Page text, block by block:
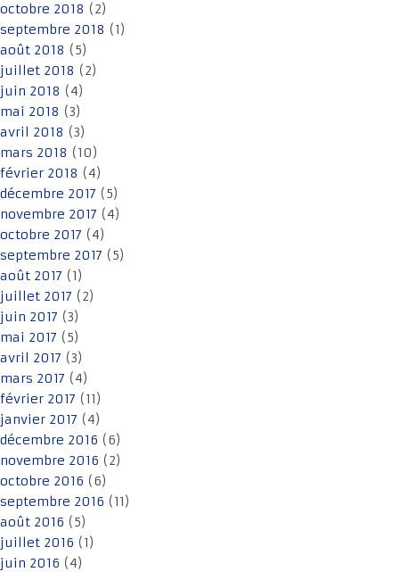
octobre 2018 (2)
septembre 2018 (1)
août 2018 (5)
juillet 2018 (2)
juin 2018 (4)
mai 2018 (3)
avril 2018 (3)
mars 2018 (10)
février 2018 (4)
décembre 2017 (5)
novembre 2017 (4)
octobre 2017 (4)
septembre 2017 (5)
août 2017 (1)
juillet 2017 (2)
juin 2017 (3)
mai 2017 (5)
avril 2017 (3)
mars 2017 (4)
février 2017 (11)
janvier 2017 (4)
décembre 2016 (6)
novembre 2016 (2)
octobre 2016 (6)
septembre 2016 (11)
août 2016 (5)
juillet 2016 (1)
juin 2016 (4)